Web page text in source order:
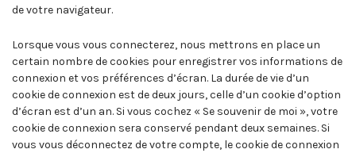
de votre navigateur.
Lorsque vous vous connecterez, nous mettrons en place un
certain nombre de cookies pour enregistrer vos informations de
connexion et vos préférences d’écran. La durée de vie d’un
cookie de connexion est de deux jours, celle d’un cookie d’option
d’écran est d’un an. Si vous cochez « Se souvenir de moi », votre
cookie de connexion sera conservé pendant deux semaines. Si
vous vous déconnectez de votre compte, le cookie de connexion